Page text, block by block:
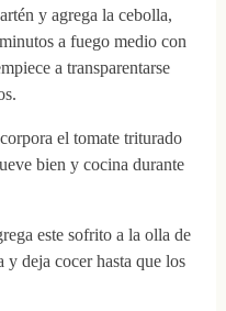
y agrega la cebolla,
a fuego medio con
a transparentarse
el tomate triturado
bien y cocina durante
este sofrito a la olla de
y deja cocer hasta que los